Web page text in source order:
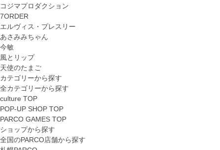
コジマプロダクション
7ORDER
エルヴィス・プレスリー
あさみみちゃん
今敏
風とリップ
天使のたまご
カテゴリーから探す
全カテゴリーから探す
culture TOP
POP-UP SHOP TOP
PARCO GAMES TOP
ショップから探す
全国のPARCO店舗から探す